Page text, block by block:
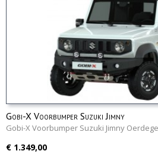
Gobi-X Voorbumper Suzuki Jimny
Gobi-X Voorbumper Suzuki Jimny
€ 1.349,00